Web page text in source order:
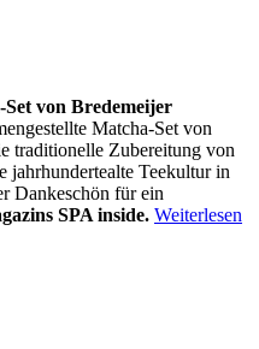
Set von Bredemeijer
Matcha-Set von
traditionelle Zubereitung von
Teekultur in
Dankeschön für ein
SPA inside. Weiterlesen